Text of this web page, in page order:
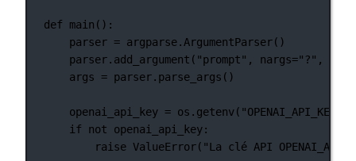
def main ():
parser = argparse.ArgumentParser()
parser.add_argument( "prompt" , nargs="?" ,
args = parser.parse_args()
openai_api_key = os.getenv( "OPENAI_API_KEY"
if
not openai_api_key:
raise ValueError( "La clé API